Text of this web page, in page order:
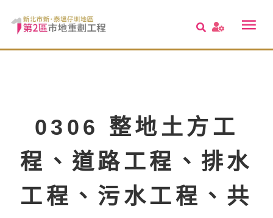
0306 整地土方工
程、道路工程、排水
工程、污水工程、共